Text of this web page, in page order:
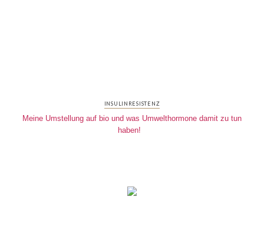
INSULINRESISTENZ
Meine Umstellung auf bio und was Umwelthormone damit zu tun
haben!